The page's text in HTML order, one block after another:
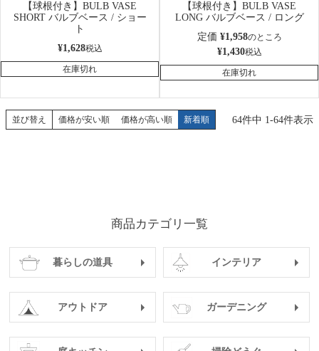
【球根付き】BULB VASE
SHORT バルブベース / ショー
ト
¥1,628税込
在庫切れ
【球根付き】BULB VASE
LONG バルブベース / ロング
定価 ¥1,958のところ
¥1,430税込
在庫切れ
並び替え 価格が安い順 価格が高い順 新着順 64件中 1-64件表示
商品カテゴリ一覧
暮らしの道具 インテリア
アウトドア ガーデニング